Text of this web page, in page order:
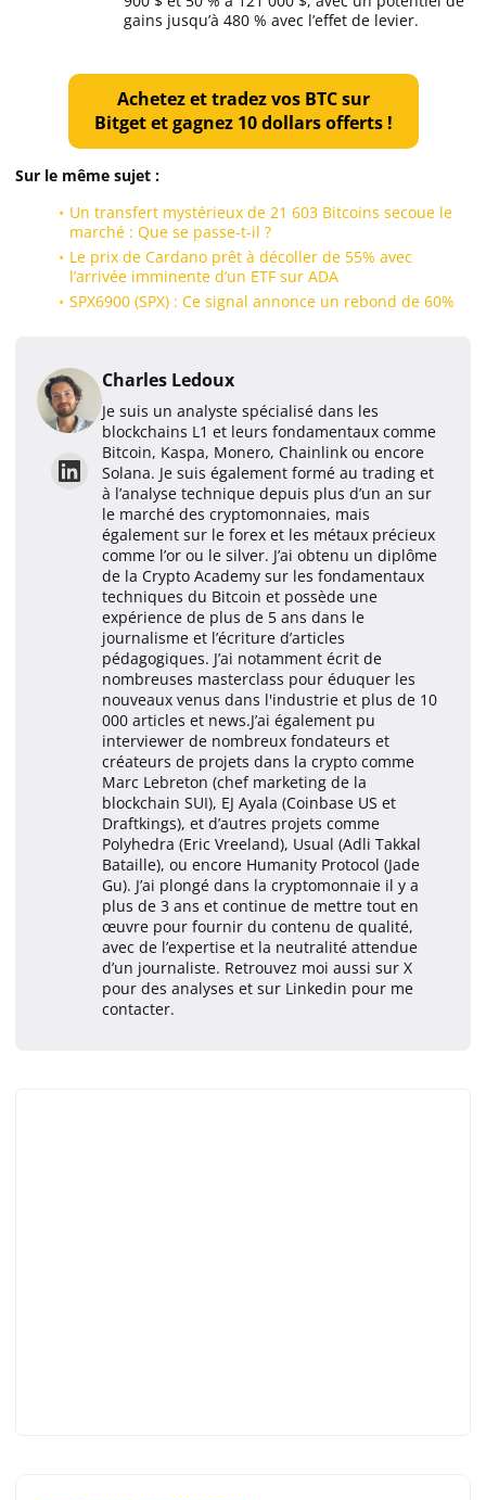
gains jusqu’à 480 % avec l’effet de levier.
Achetez et tradez vos BTC sur
Bitget et gagnez 10 dollars offerts !
Sur le même sujet :
Un transfert mystérieux de 21 603 Bitcoins secoue le
marché : Que se passe-t-il ?
Le prix de Cardano prêt à décoller de 55% avec
l’arrivée imminente d’un ETF sur ADA
SPX6900 (SPX) : Ce signal annonce un rebond de 60%
Charles Ledoux
Je suis un analyste spécialisé dans les
blockchains L1 et leurs fondamentaux comme
Bitcoin, Kaspa, Monero, Chainlink ou encore
Solana. Je suis également formé au trading et
à l’analyse technique depuis plus d’un an sur
le marché des cryptomonnaies, mais
également sur le forex et les métaux précieux
comme l’or ou le silver. J’ai obtenu un diplôme
de la Crypto Academy sur les fondamentaux
techniques du Bitcoin et possède une
expérience de plus de 5 ans dans le
journalisme et l’écriture d’articles
pédagogiques. J’ai notamment écrit de
nombreuses masterclass pour éduquer les
nouveaux venus dans l'industrie et plus de 10
000 articles et news.J’ai également pu
interviewer de nombreux fondateurs et
créateurs de projets dans la crypto comme
Marc Lebreton (chef marketing de la
blockchain SUI), EJ Ayala (Coinbase US et
Draftkings), et d’autres projets comme
Polyhedra (Eric Vreeland), Usual (Adli Takkal
Bataille), ou encore Humanity Protocol (Jade
Gu). J’ai plongé dans la cryptomonnaie il y a
plus de 3 ans et continue de mettre tout en
œuvre pour fournir du contenu de qualité,
avec de l’expertise et la neutralité attendue
d’un journaliste. Retrouvez moi aussi sur X
pour des analyses et sur Linkedin pour me
contacter.